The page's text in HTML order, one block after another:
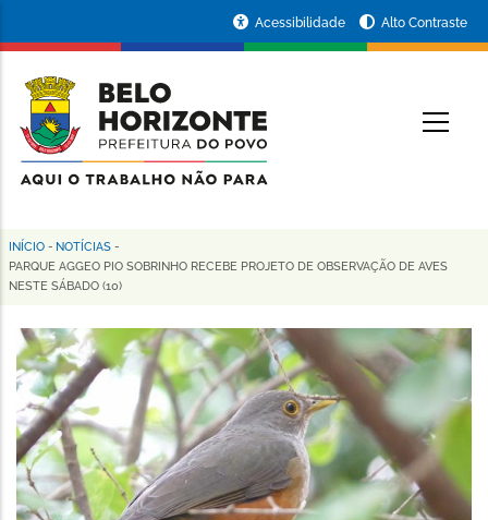
conteúdo
principal
da
Prefeitura
de
Horizonte
Acessibilidade Alto Contraste
Trilha
de
navegação
INÍCIO - NOTÍCIAS -
PARQUE AGGEO PIO SOBRINHO RECEBE PROJETO DE OBSERVAÇÃO DE AVES
NESTE SÁBADO (10)